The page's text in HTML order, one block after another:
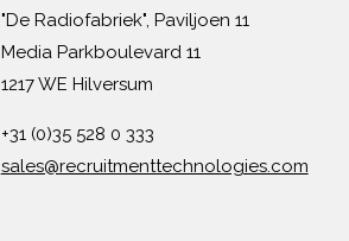
"De Radiofabriek", Paviljoen 11
Media Parkboulevard 11
1217 WE Hilversum
+31 (0)35 528 0 333
sales@recruitmenttechnologies.com